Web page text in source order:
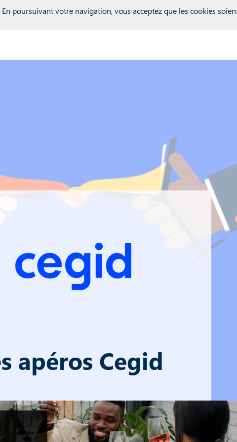
apéros Cegid
poursuivant votre navigation, vous acceptez que les cookies
innerContent : '(function() {\r\n var didInit = false;\r\n
s.type = 'text/javascript';\r\n s.async
{\r\n if (this.readyState == 'complete' || this.readyState ==
}, trackPage: function(location){}, trackAction: